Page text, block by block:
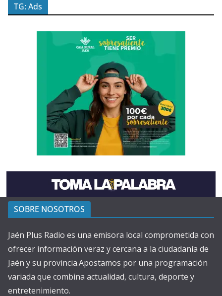
TG: Ads
SOBRE NOSOTROS
Jaén Plus Radio es una emisora local comprometida con
ofrecer información veraz y cercana a la ciudadanía de
Jaén y su provincia.Apostamos por una programación
variada que combina actualidad, cultura, deporte y
entretenimiento.